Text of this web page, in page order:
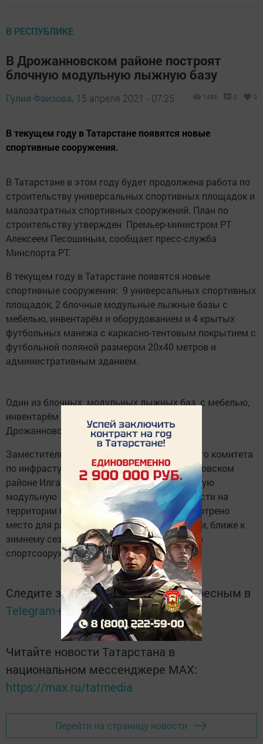
В РЕСПУБЛИКЕ
В Дрожанновском районе построят
блочную модульную лыжную базу
Гулия Фаизова, 15 апреля 2021 - 07:25 1455 0 0
​В текущем году в Татарстане появятся новые
спортивные сооружения.
В Татарстане в этом году будет продолжена работа по
строительству универсальных спортивных площадок и
малозатратных спортивных сооружений. План по
строительству утвержден ​ Премьер-министром РТ
Алексеем Песошиным, сообщает пресс-служба
Минспорта РТ.
В текущем году в Татарстане появятся новые
спортивные сооружения: ​ 9 универсальных спортивных
площадок, 2 блочные модульные лыжные базы с
мебелью, инвентарём и оборудованием и 4 крытых
футбольных манежа с каркасно-тентовым покрытием с
футбольной поляной размером 20х40 метров и
административным зданием.
Один из блочных ​ модульных лыжных баз ​ с мебелью,
инвентарём и оборудованием построят ​ в
Дрожанновском районе.
Заместитель руководителя Исполнительного комитета
по инфрастуктурному развитию в Дрожжановском
районе Илгам Бикчуров сообщил, что блочную
модульную ​ лыжную базу планируют возвести на
территории Сабантуя. На днях будет рассмотрено
место для размещения фундамента. К осени, ближе к
зимнему сезону состоится открытие нового
спортсооружения.
Следите за самым важным и интересным в
Telegram-каналеТатмедиа
Читайте новости Татарстана в
национальном мессенджере MАХ:
https://max.ru/tatmedia
Перейти на страницу новости